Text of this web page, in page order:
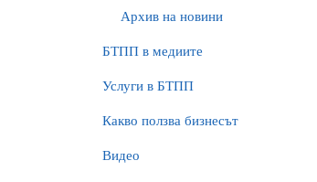
Архив на новини
БTПП в медиите
Услуги в БТПП
Какво ползва бизнесът
Видео